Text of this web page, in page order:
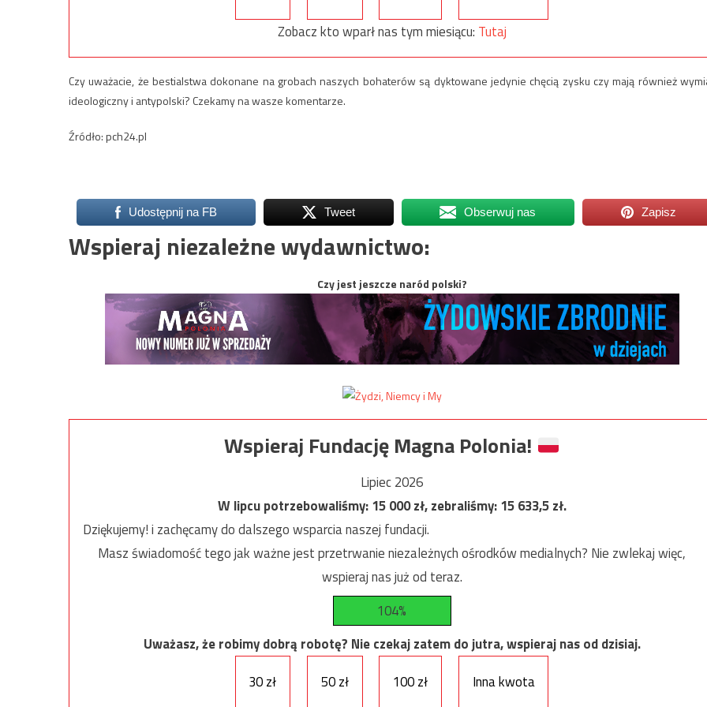
Zobacz kto wparł nas tym miesiącu: Tutaj
Czy uważacie, że bestialstwa dokonane na grobach naszych bohaterów są dyktowane jedynie chęcią zysku czy mają również
ideologiczny i antypolski? Czekamy na wasze komentarze.
Źródło: pch24.pl
Udostępnij na FB Tweet Obserwuj nas Zapisz
Wspieraj niezależne wydawnictwo:
Czy jest jeszcze naród polski?
Wspieraj Fundację Magna Polonia!
Lipiec 2026
W lipcu potrzebowaliśmy:15 000zł, zebraliśmy:15 633,5zł.
Dziękujemy! i zachęcamy do dalszego wsparcia naszej fundacji.
Masz świadomość tego jak ważne jest przetrwanie niezależnych ośrodków medialnych? Nie zwlekaj więc,
wspieraj nas już od teraz.
104%
Uważasz, że robimy dobrą robotę? Nie czekaj zatem do jutra, wspieraj nas od dzisiaj.
30 zł
50 zł 100 zł Inna kwota